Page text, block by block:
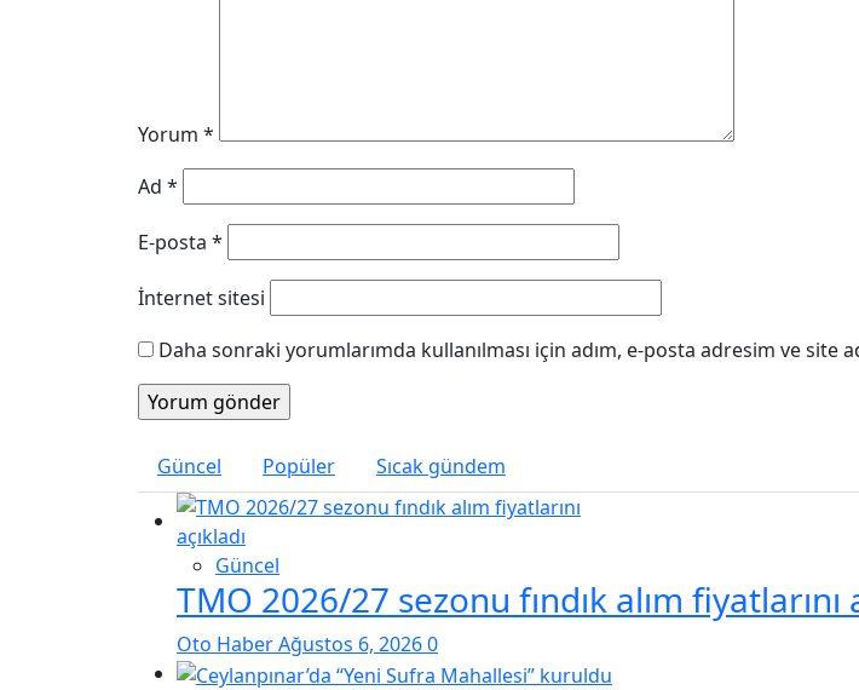
Yorum *
Ad *
E-posta *
İnternet sitesi
Daha sonraki yorumlarımda kullanılması için adım, e-posta adresim ve site
Güncel Popüler Sıcak gündem
Güncel
TMO 2026/27 sezonu fındık alım fiyatlarını
Oto HaberAğustos 6, 20260